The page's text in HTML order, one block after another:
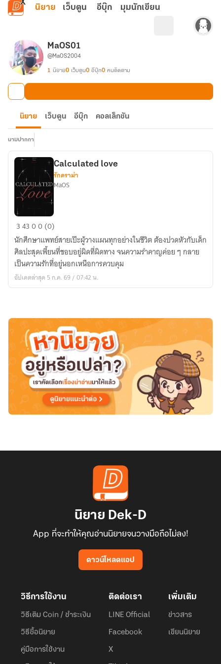
ข้ามไปยังเนื้อหาหลัก
นิยาย เว็บตูน อีบุ๊ก มุมนักเขียน
MaOS01
@MaOS2004
1 นิยาย0 เว็บตูน0 อีบุ๊ก0 คนติดตาม
นิยาย เว็บตูน อีบุ๊ก คอลเล็กชัน
นามปากกา
Calculated
love
Calculated love
รักดราม่า
MaOS
34300 (0)
นักศึกษาแพทย์สายเป๊ะผู้วางแผนทุกอย่างในชีวิต ต้องปวดหัวกับเด็ก
ศิลปะสุดเพี้ยนที่ชอบอยู่ผิดที่ผิดทาง จนความรำคาญค่อย ๆ กลาย
เป็นความรักที่อยู่นอกเหนือการควบคุม
อัปเดตล่าสุด 5 ก.ค. 69 / 07:42 น.
นิยาย Dek-D
App ที่จะทำให้คุณอ่านนิยายจนวางมือถือไม่ลง!
ดาวน์โหลดแอป
วิธีการใช้งาน
วิธีเติม Coin / ชำระเงิน
วิธีซื้อนิยาย
คู่มือการใช้งาน
ติดต่อเรา
LINE Official
Facebook
X
เพิ่มเติม
ข่าวสาร
เขียนนิยาย